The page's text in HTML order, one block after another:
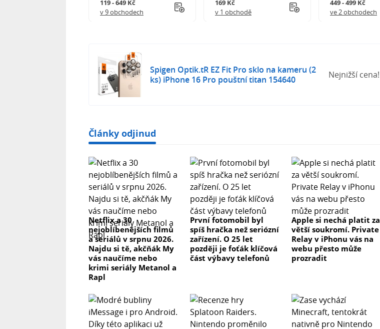
119 - 649 Kč
v 9 obchodech
169 Kč
v 1 obchodě
449 - 499 Kč
ve 2 obchodech
Spigen Optik.tR EZ Fit Pro sklo na kameru (2
ks) iPhone 16 Pro pouštní titan 154640
Nejnižší cena!
Články odjinud
Netflix a 30
nejoblíbenějších filmů
a seriálů v srpnu 2026.
Najdu si tě, akčňák My
vás naučíme nebo
krimi seriály Metanol a
Rapl
První fotomobil byl
spíš hračka než seriózní
zařízení. O 25 let
později je foťák klíčová
část výbavy telefonů
Apple si nechá platit za
větší soukromí. Private
Relay v iPhonu vás na
webu přesto může
prozradit